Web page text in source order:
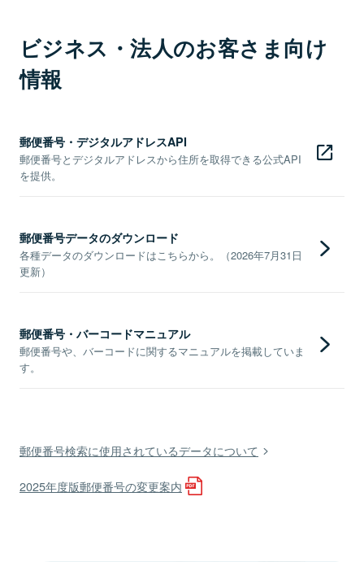
ビジネス・法人のお客さま向け
情報
郵便番号・デジタルアドレスAPI
郵便番号とデジタルアドレスから住所を取得できる公式API
を提供。
郵便番号データのダウンロード
各種データのダウンロードはこちらから。（2026年7月31日
更新）
郵便番号・バーコードマニュアル
郵便番号や、バーコードに関するマニュアルを掲載していま
す。
郵便番号検索に使用されているデータについて
2025年度版郵便番号の変更案内